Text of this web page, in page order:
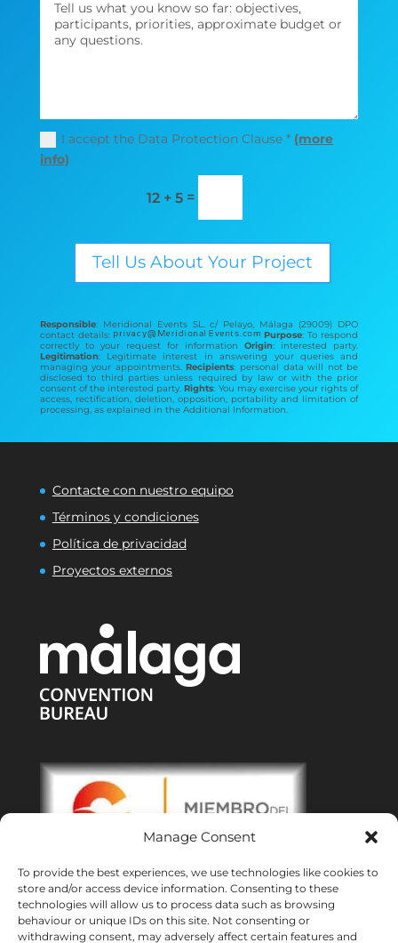
Manage Consent
To provide the best experiences, we use technologies like cookies to
store and/or access device information. Consenting to these
technologies will allow us to process data such as browsing
behaviour or unique IDs on this site. Not consenting or
withdrawing consent, may adversely affect certain features and
I accept the Data Protection Clause * (more
info)
12 + 5=
Tell Us About Your Project
Responsible: Meridional Events SL. c/ Pelayo, Málaga (29009) DPO
contact details:
Purpose: To respond
correctly to your request for informationOrigin: interested party.
Legitimation: Legitimate interest in answering your queries and
managing your appointments.Recipients: personal data will not be
disclosed to third parties unless required by law or with the prior
consent of the interested party.Rights: You may exercise your rights of
access, rectification, deletion, opposition, portability and limitation of
processing, as explained in the Additional Information.
Contacte con nuestro equipo
Términos y condiciones
Política de privacidad
Proyectos externos
Oficinas: Malaga|Valencia|Burgos